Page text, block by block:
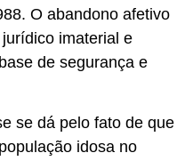
O abandono afetivo
imaterial e
de segurança e
se dá pelo fato de que
idosa no